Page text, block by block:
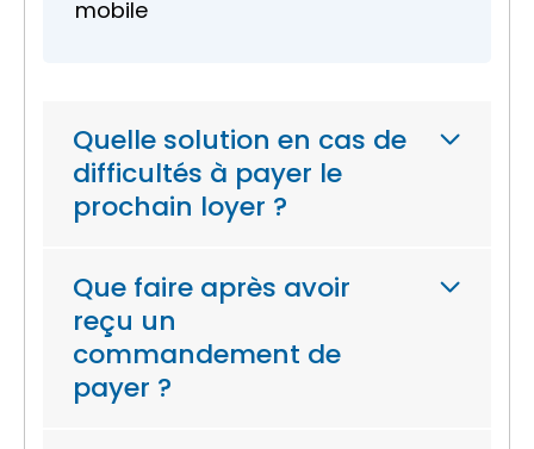
mobile
Quelle solution en cas de
difficultés à payer le
prochain loyer ?
Que faire après avoir
reçu un
commandement de
payer ?